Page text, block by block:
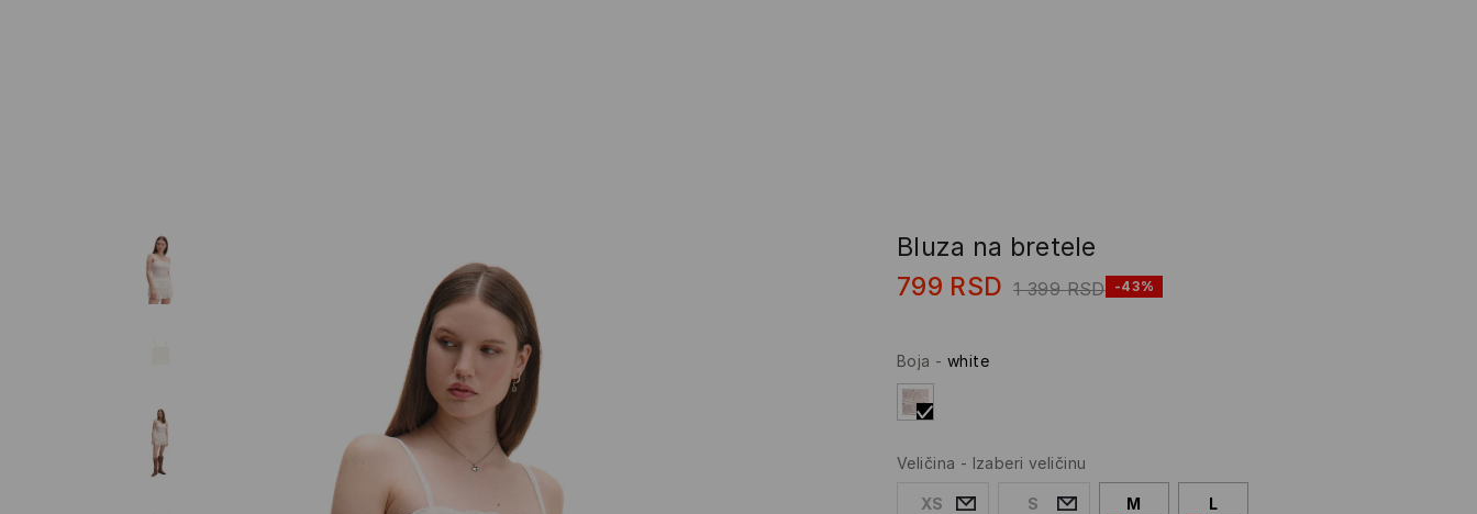
Bluza na bretele
799 RSD 1 399 RSD -43%
Boja - white
Veličina - Izaberi veličinu
XS S M L